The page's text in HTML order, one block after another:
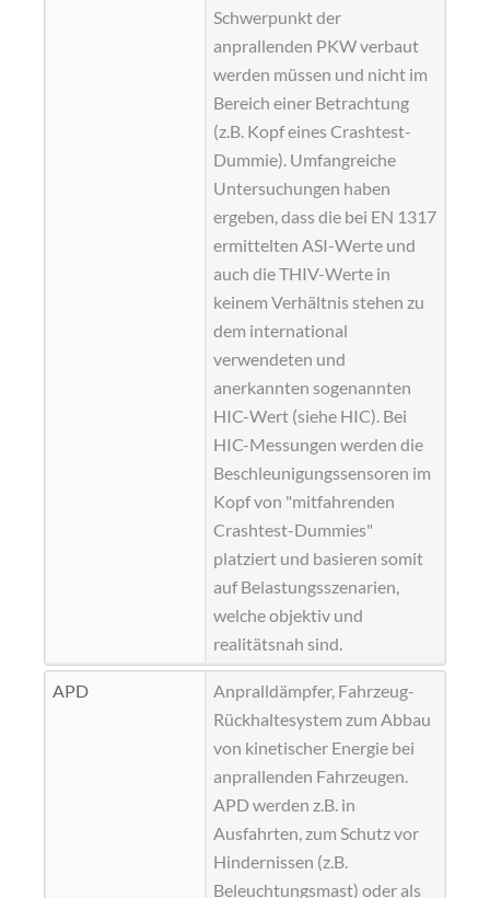
Schwerpunkt der
anprallenden PKW verbaut
werden müssen und nicht im
Bereich einer Betrachtung
(z.B. Kopf eines Crashtest-
Dummie). Umfangreiche
Untersuchungen haben
ergeben, dass die bei EN 1317
ermittelten ASI-Werte und
auch die THIV-Werte in
keinem Verhältnis stehen zu
dem international
verwendeten und
anerkannten sogenannten
HIC-Wert (siehe HIC). Bei
HIC-Messungen werden die
Beschleunigungssensoren im
Kopf von "mitfahrenden
Crashtest-Dummies"
platziert und basieren somit
auf Belastungsszenarien,
welche objektiv und
realitätsnah sind.
APD
Anpralldämpfer, Fahrzeug-
Rückhaltesystem zum Abbau
von kinetischer Energie bei
anprallenden Fahrzeugen.
APD werden z.B. in
Ausfahrten, zum Schutz vor
Hindernissen (z.B.
Beleuchtungsmast) oder als